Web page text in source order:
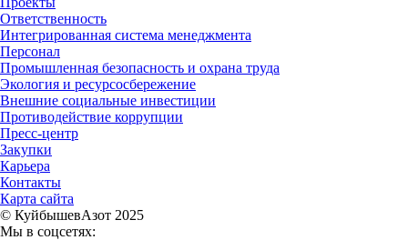
Ответственность
Интегрированная система менеджмента
Персонал
Промышленная безопасность и охрана труда
Экология и ресурсосбережение
Внешние социальные инвестиции
Противодействие коррупции
Пресс-центр
Закупки
Карьера
Контакты
Карта сайта
© КуйбышевАзот 2025
Мы в соцсетях: